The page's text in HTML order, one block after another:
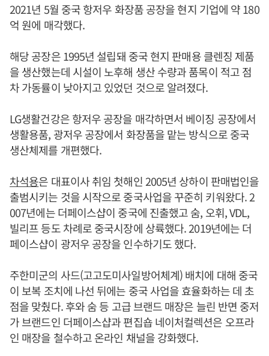
2021년 5월 중국 항저우 화장품 공장을 현지 기업에 약 180
억 원에 매각했다.
해당 공장은 1995년 설립돼 중국 현지 판매용 클렌징 제품
을 생산했는데 시설이 노후해 생산 수량과 품목이 적고 점
차 가동률이 낮아지고 있었던 것으로 알려졌다.
LG생활건강은 항저우 공장을 매각하면서 베이징 공장에서
생활용품, 광저우 공장에서 화장품을 맡는 방식으로 중국
생산체제를 개편했다.
차석용은 대표이사 취임 첫해인 2005년 상하이 판매법인을
출범시키는 것을 시작으로 중국사업을 꾸준히 키워왔다. 2
007년에는 더페이스샵이 중국에 진출했고 숨, 오휘, VDL,
빌리프 등도 차례로 중국시장에 상륙했다. 2019년에는 더
페이스샵이 광저우 공장을 인수하기도 했다.
주한미군의 사드(고고도미사일방어체계) 배치에 대해 중국
이 보복 조치에 나선 뒤에는 중국 사업을 효율화하는 데 초
점을 맞췄다. 후와 숨 등 고급 브랜드 매장은 늘린 반면 중저
가 브랜드인 더페이스샵과 편집숍 네이처컬렉션은 오프라
인 매장을 철수하고 온라인 채널을 강화했다.